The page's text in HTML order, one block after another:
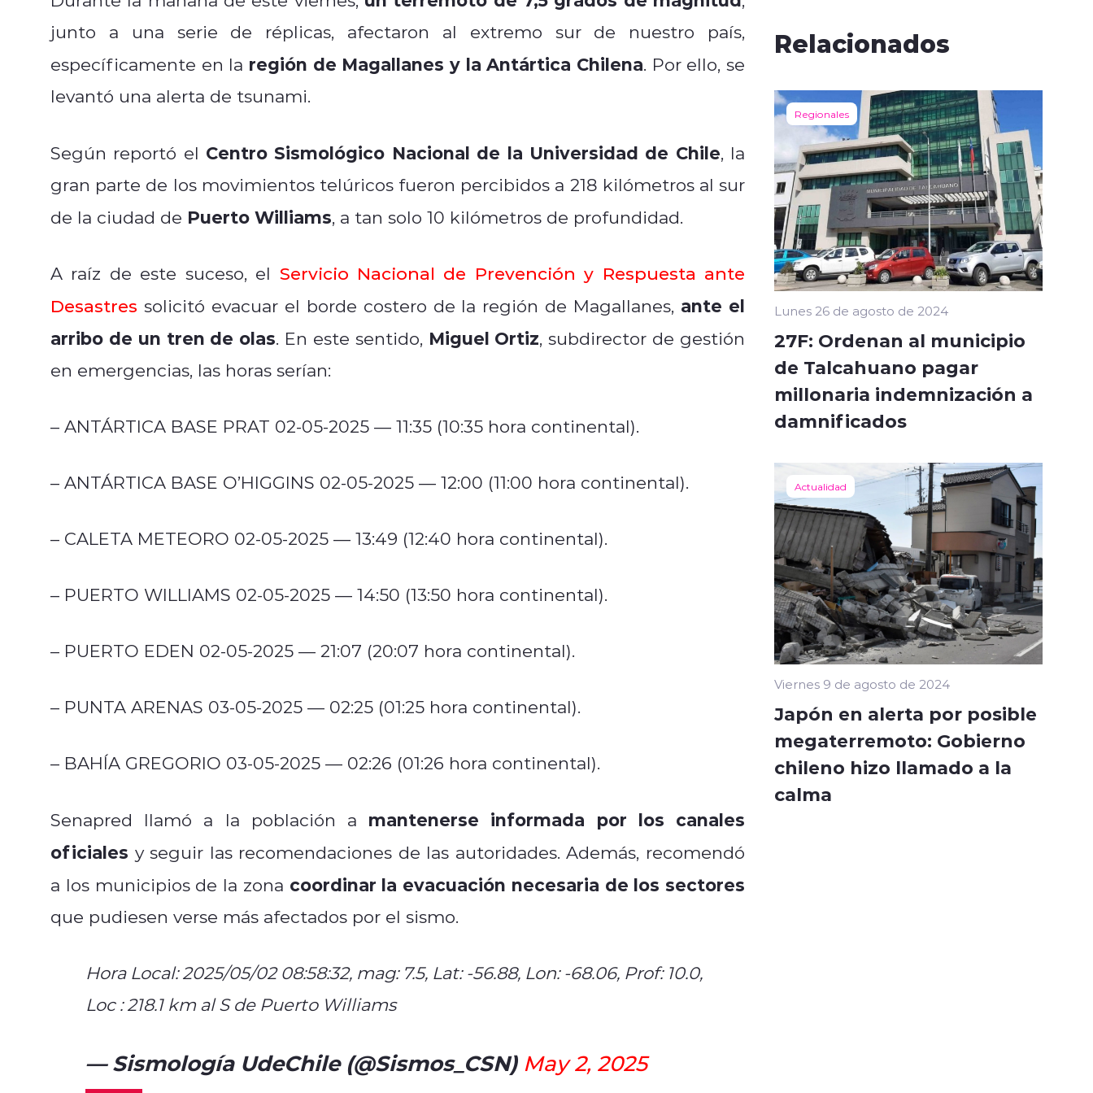
junto a una serie de réplicas, afectaron al extremo sur de nuestro país,
específicamente en la región de Magallanes y la Antártica Chilena. Por ello, se
levantó una alerta de tsunami.
Según reportó el Centro Sismológico Nacional de la Universidad de Chile, la
gran parte de los movimientos telúricos fueron percibidos a 218 kilómetros al sur
de la ciudad de Puerto Williams, a tan solo 10 kilómetros de profundidad.
A raíz de este suceso, el Servicio Nacional de Prevención y Respuesta ante
Desastres solicitó evacuar el borde costero de la región de Magallanes, ante el
arribo de un tren de olas. En este sentido, Miguel Ortiz, subdirector de gestión
en emergencias, las horas serían:
– ANTÁRTICA BASE PRAT 02-05-2025 — 11:35 (10:35 hora continental).
– ANTÁRTICA BASE O’HIGGINS 02-05-2025 — 12:00 (11:00 hora continental).
– CALETA METEORO 02-05-2025 — 13:49 (12:40 hora continental).
– PUERTO WILLIAMS 02-05-2025 — 14:50 (13:50 hora continental).
– PUERTO EDEN 02-05-2025 — 21:07 (20:07 hora continental).
– PUNTA ARENAS 03-05-2025 — 02:25 (01:25 hora continental).
– BAHÍA GREGORIO 03-05-2025 — 02:26 (01:26 hora continental).
Senapred llamó a la población a mantenerse informada por los canales
oficiales y seguir las recomendaciones de las autoridades. Además, recomendó
a los municipios de la zona coordinar la evacuación necesaria de los sectores
que pudiesen verse más afectados por el sismo.
Hora Local: 2025/05/02 08:58:32, mag: 7.5, Lat: -56.88, Lon: -68.06, Prof: 10.0,
Loc : 218.1 km al S de Puerto Williams
— Sismología UdeChile (@Sismos_CSN) May 2, 2025
Relacionados
Regionales
Lunes 26 de agosto de 2024
27F: Ordenan al municipio
de Talcahuano pagar
millonaria indemnización a
damnificados
Actualidad
Viernes 9 de agosto de 2024
Japón en alerta por posible
megaterremoto: Gobierno
chileno hizo llamado a la
calma